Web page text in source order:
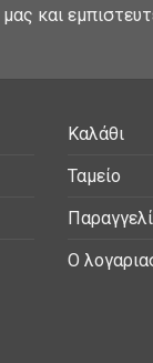
και
Καλάθι
Ταμείο
Ο